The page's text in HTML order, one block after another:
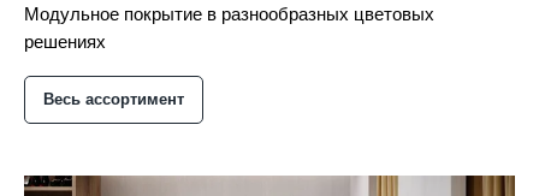
Модульное покрытие в разнообразных цветовых
решениях
Весь ассортимент